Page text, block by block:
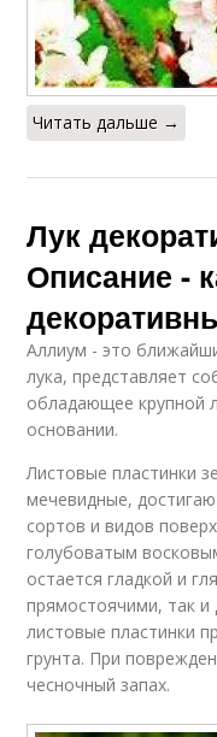
Читать дальше →
Лук
Описание -
Аллиум - это
лука, представляет
обладающее крупной
основании.
Листовые пластинки
мечевидные,
сортов и видов
голубоватым
остается гладкой и
прямостоячими, так и
листовые пластинки
грунта. При
чесночный запах.